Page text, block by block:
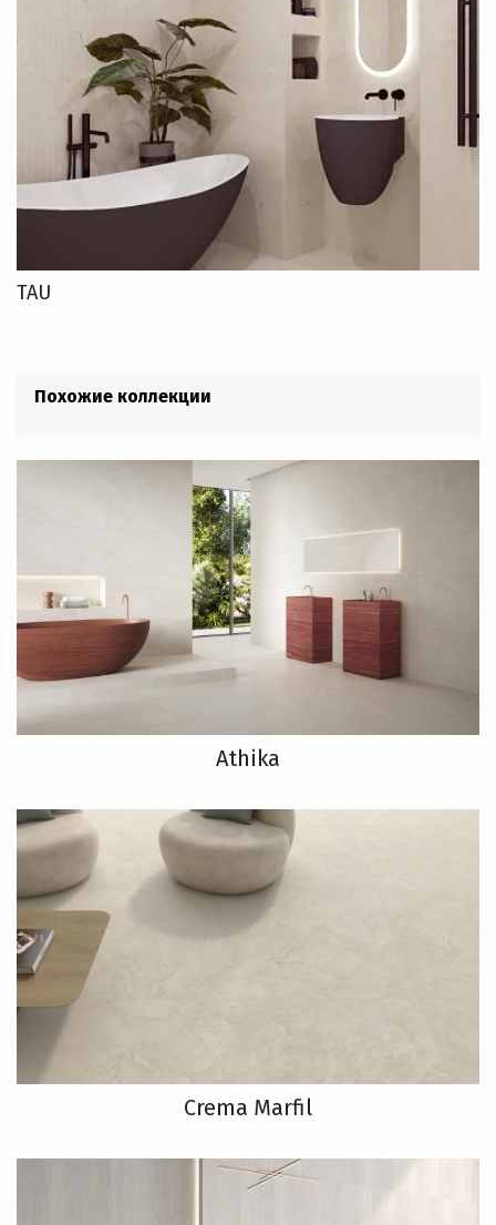
TAU
Похожие коллекции
Athika
Crema Marfil